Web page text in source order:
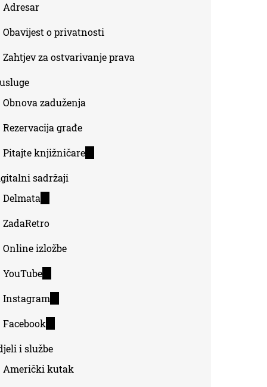
Adresar
Obavijest o privatnosti
Zahtjev za ostvarivanje prava
Obnova zaduženja
Rezervacija građe
Pitajte knjižničare(link
sadržaji
Delmata
external)
ZadaRetro
Online izložbe
YouTube(link
external)
Instagram(link
external)
Facebook
external)
i službe
Američki kutak